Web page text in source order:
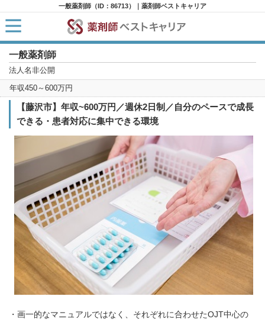
一般薬剤師（ID：86713）｜薬剤師ベストキャリア
一般薬剤師
法人名非公開
年収450～600万円
【藤沢市】年収~600万円／週休2日制／自分のペースで成長
できる・患者対応に集中できる環境
・画一的なマニュアルではなく、それぞれに合わせたOJT中心の
HOME
求人検索
新着求人
求人ランキング
キャリアアドバイザー紹介
コラム
転職支援サービスに申し込む